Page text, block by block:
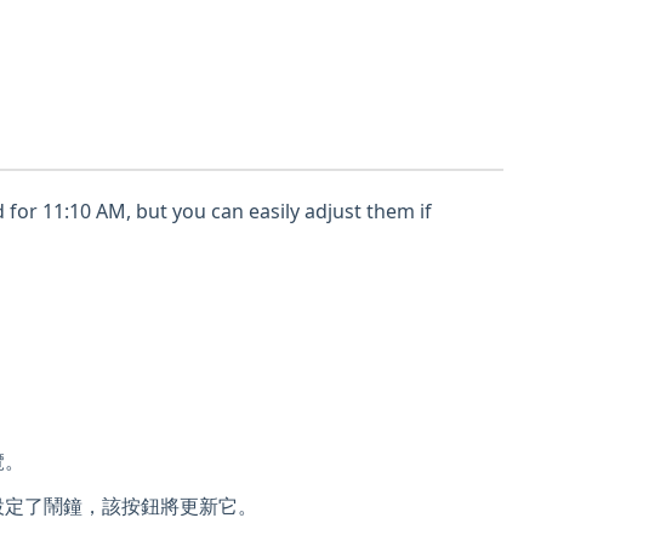
11:10 AM, but you can easily adjust them if
了鬧鐘，該按鈕將更新它。